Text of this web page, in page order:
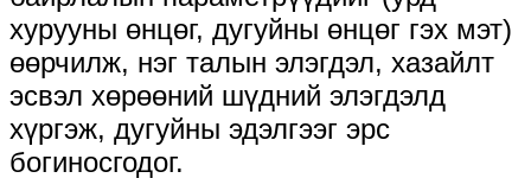
хурууны өнцөг, дугуйны өнцөг гэх мэт)
өөрчилж, нэг талын элэгдэл, хазайлт
эсвэл хөрөөний шүдний элэгдэлд
хүргэж, дугуйны эдэлгээг эрс
богиносгодог.